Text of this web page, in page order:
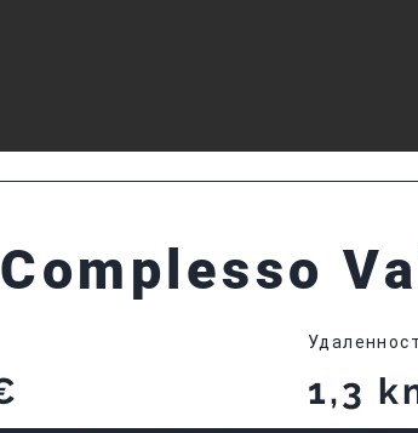
Complesso
1,3